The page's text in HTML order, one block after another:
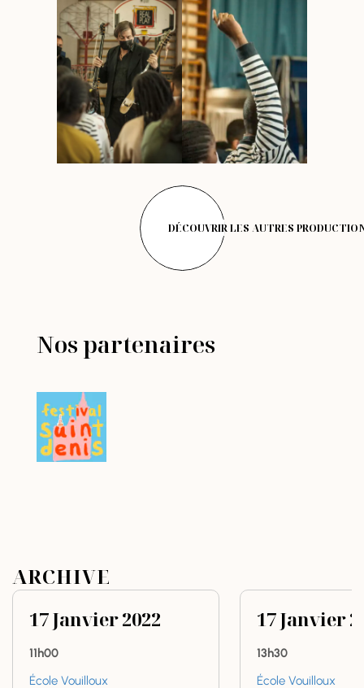
DÉCOUVRIR LES AUTRES
Nos partenaires
ARCHIVE
17Janvier2022
11h00
École Vouilloux
17Janvier
13h30
École Vouilloux